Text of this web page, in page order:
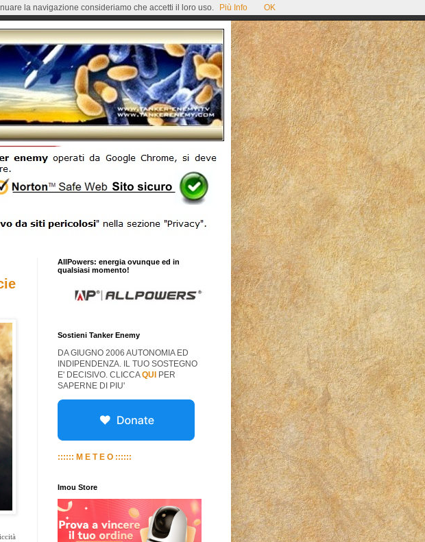
AllPowers: energia ovunque ed in
qualsiasi momento!
Sostieni Tanker Enemy
DA GIUGNO 2006 AUTONOMIA ED
INDIPENDENZA. IL TUO SOSTEGNO
E' DECISIVO. CLICCAQUI
PER
SAPERNE DI PIU'
:::::: M E T E O ::::::
Imou Store
la navigazione consideriamo che accetti il loro uso. Più Info OK